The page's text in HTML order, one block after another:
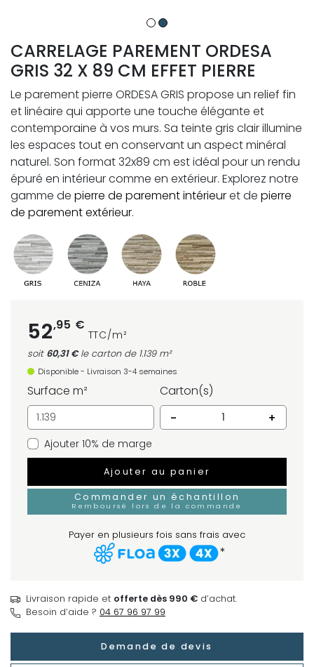
CARRELAGE PAREMENT ORDESA
GRIS 32 X 89 CM EFFET PIERRE
Le parement pierre ORDESA GRIS propose un relief fin
et linéaire qui apporte une touche élégante et
contemporaine à vos murs. Sa teinte gris clair illumine
les espaces tout en conservant un aspect minéral
naturel. Son format 32x89 cm est idéal pour un rendu
épuré en intérieur comme en extérieur. Explorez notre
gamme de pierre de parement intérieuret de pierre
de parement extérieur.
52,95 €
TTC/m²
soit 60,31 €le carton de 1.139 m²
Disponible - Livraison 3-4 semaines
Surface m²
Carton(s)
-
+
Ajouter 10% de marge
Ajouter au panier
Commander un échantillon
Remboursé lors de la commande
Payer en plusieurs fois sans frais avec
*
Livraison rapide et offerte dès 990 € d’achat.
Besoin d’aide ? 04 67 96 97 99
Demande de devis